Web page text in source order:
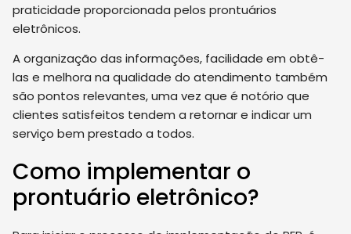
praticidade proporcionada pelos prontuários
eletrônicos.
A organização das informações, facilidade em obtê-
las e melhora na qualidade do atendimento também
são pontos relevantes, uma vez que é notório que
clientes satisfeitos tendem a retornar e indicar um
serviço bem prestado a todos.
Como implementar o
prontuário eletrônico?